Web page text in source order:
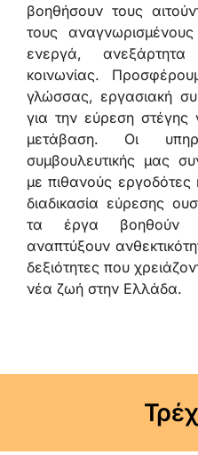
βοηθήσουν τους
τους
ενεργά,
κοινωνίας.
γλώσσας, εργασιακή
για την εύρεση στέγης
μετάβαση. Οι
συμβουλευτικής μας
με πιθανούς εργοδότες
διαδικασία εύρεσης
τα έργα βοηθούν
αναπτύξουν
δεξιότητες που
νέα ζωή στην Ελλάδα.